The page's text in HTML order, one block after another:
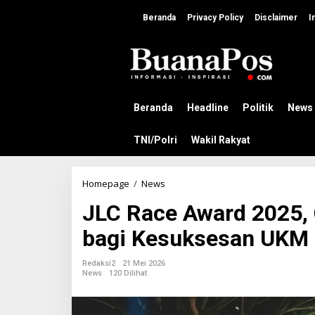
e
Beranda Privacy Policy Disclaimer
Beranda Headline Politik News
TNI/Polri Wakil Rakyat
Homepage / News
C
R
a
c
a
JLC Race Award
bagi Kesuksesan UKM
Redaksi2
21 Mei 2026
News
120 Dilihat